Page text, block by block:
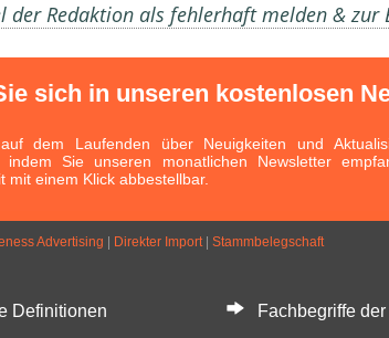
der Redaktion als fehlerhaft melden & zur
sich in unseren kostenlosen
dem Laufenden über Neuigkeiten und
indem Sie unseren monatlichen Newsletter
mit einem Klick abbestellbar.
Advertising Direkter Import| Stammbelegschaft
Definitionen Fachbegriffe